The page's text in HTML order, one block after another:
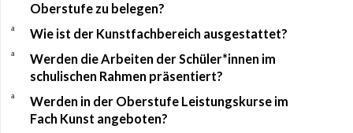
Oberstufe zu belegen?
a Wie ist der Kunstfachbereich ausgestattet?
a
Werden die Arbeiten der Schüler*innen im
schulischen Rahmen präsentiert?
a
Werden in der Oberstufe Leistungskurse im
Fach Kunst angeboten?